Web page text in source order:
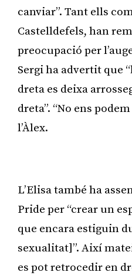
canviar”. Tant ells
Castelldefels, han
preocupació per
Sergi ha advertit que
dreta es deixa
dreta”. “No ens
l’Àlex.
L’Elisa també ha
Pride per “crear un
que encara estiguin
sexualitat]”. Així
es pot retrocedir en